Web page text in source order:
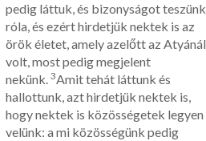
pedig láttuk, és bizonyságot teszünk
róla, és ezért hirdetjük nektek is az
örök életet, amely azelőtt az Atyánál
volt, most pedig megjelent
nekünk. 3Amit tehát láttunk és
hallottunk, azt hirdetjük nektek is,
hogy nektek is közösségetek legyen
velünk: a mi közösségünk pedig